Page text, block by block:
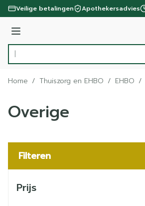
Ga naar de inhoud
Veilige betalingen Apothekersadvies
Menu
Product, merk, categorie...
Home / Thuiszorg en EHBO / EHBO /
Overige
Filteren
Prijs